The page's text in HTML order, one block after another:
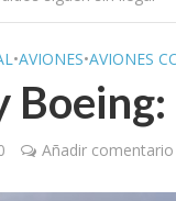
•AVIONES•AVIONES
Añadir comentario